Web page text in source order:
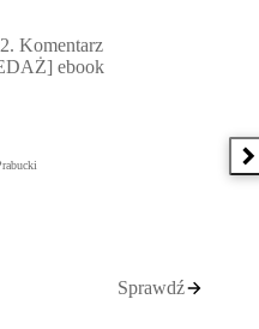
Komentarz
ebook
Sprawdź